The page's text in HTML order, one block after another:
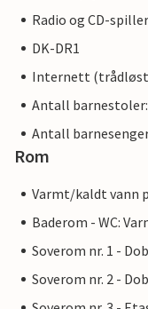
Radio og CD-spiller
DK-DR1
Internett
Antall
Antall
Rom
Varmt/kaldt vann
Baderom - WC:
Soverom nr. 1 -
Soverom nr. 2 -